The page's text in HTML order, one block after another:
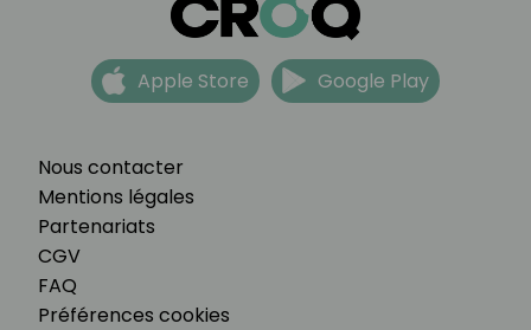
Nous contacter
Mentions légales
Partenariats
CGV
FAQ
Préférences cookies
Apple Store Google Play